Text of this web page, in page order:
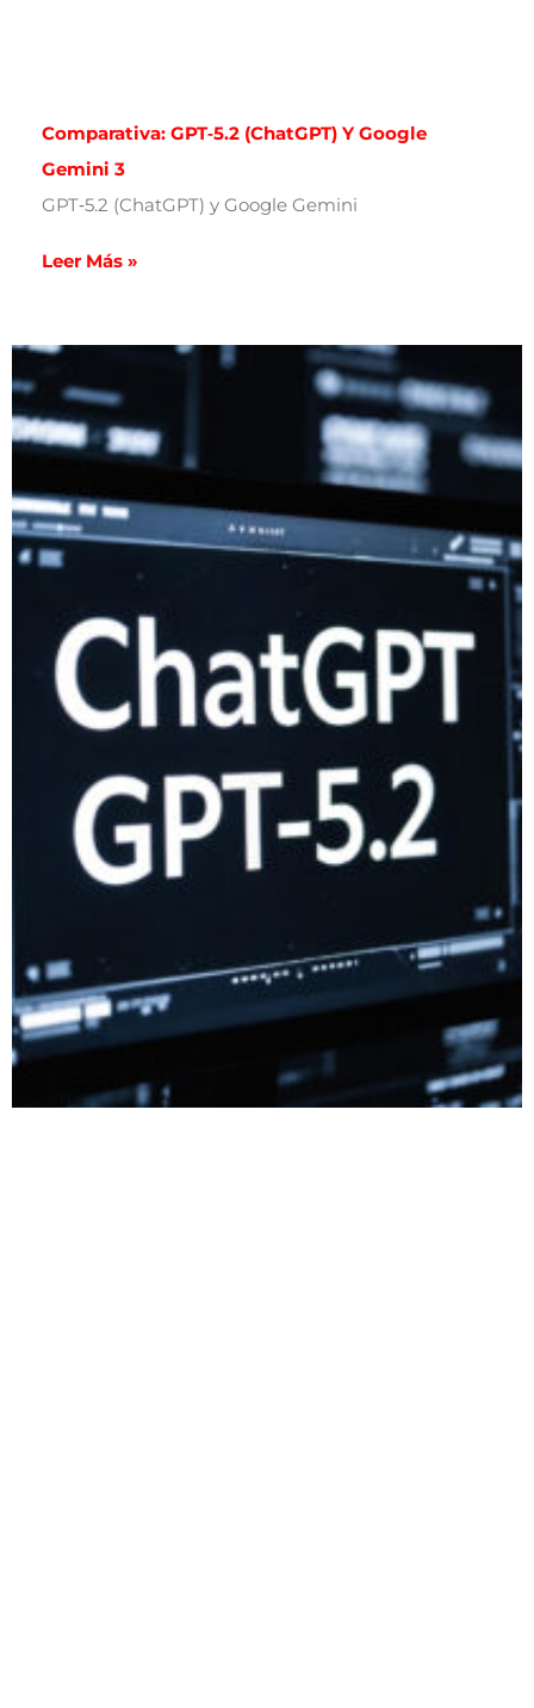
Comparativa: GPT‑5.2 (ChatGPT) Y Google
Gemini 3
GPT‑5.2 (ChatGPT) y Google Gemini
Leer Más »